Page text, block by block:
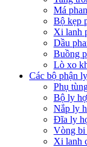
Má
Bộ kẹp
Xi lanh
Dầu
Buồng
Lò xo
Các bộ phận
Phụ
Bộ ly
Nắp ly
Đĩa ly
Vòng bi
Xi lanh